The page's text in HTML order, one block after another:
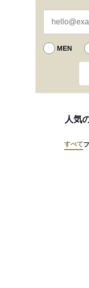
MEN
人気
すべて